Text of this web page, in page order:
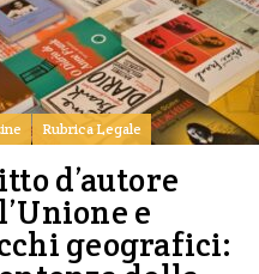
Rubrica Legale
d’autore
e
geografici: